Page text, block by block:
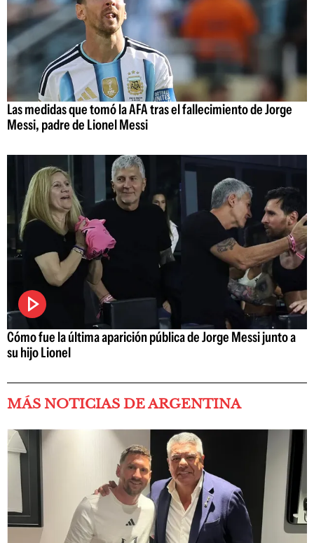
Las medidas que tomó la AFA tras el fallecimiento de Jorge
Messi, padre de Lionel Messi
Cómo fue la última aparición pública de Jorge Messi junto a
su hijo Lionel
MÁS NOTICIAS DE ARGENTINA